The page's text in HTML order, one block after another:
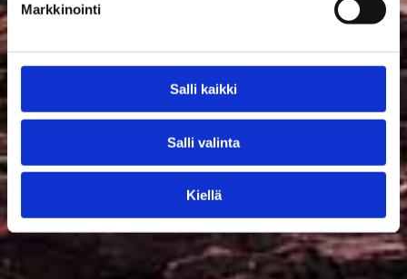
Markkinointi
Salli kaikki
Salli valinta
Kiellä